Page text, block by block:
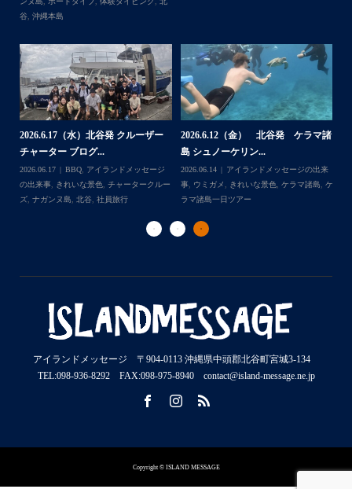
ありがとうございました
...
2026.7.28（火） 北谷発 ケラマ諸
島 体験ダイビング...
2026.07.30
アイランドメッセージの出来
事,ウミウシ ,きれいな景色, ケラマ諸島,ケ
ラマ諸島一日ツアー,スノーケリング, 体験
ダイビング,北谷
2026.7.23 北谷発 慶良間行き 体
験ダイビング＆シュ...
ケラマ諸島
アイランドメッセージ 〒904-0113 沖縄県中頭郡北谷町宮城3-134
TEL:098-936-8292 FAX:098-975-8940 contact@island-message.ne.jp
Copyright © ISLAND MESSAGE